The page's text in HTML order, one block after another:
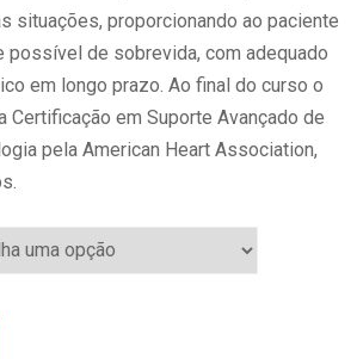
situações, proporcionando ao paciente
possível de sobrevida, com adequado
em longo prazo. Ao final do curso o
Certificação em Suporte Avançado de
pela American Heart Association,